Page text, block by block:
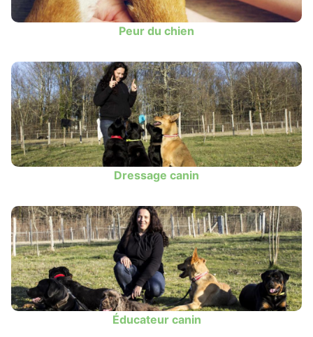
Peur du chien
Dressage canin
Éducateur canin